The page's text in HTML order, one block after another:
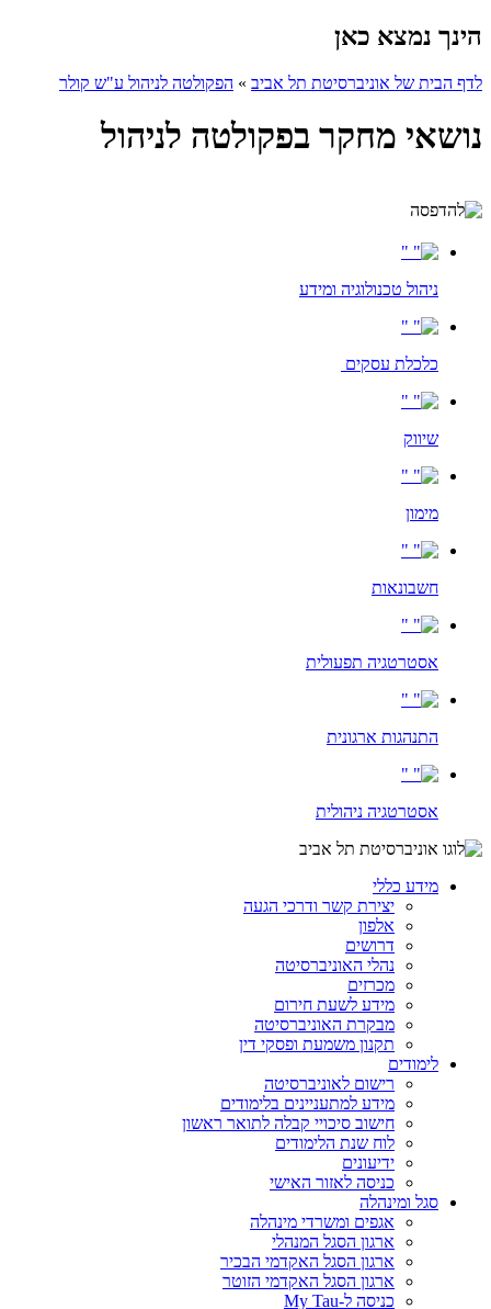
הינך נמצא כאן
לדף הבית של אוניברסיטת תל אביב » הפקולטה לניהול ע"ש קולר
נושאי מחקר בפקולטה לניהול
ניהול טכנולוגיה ומידע
כלכלת עסקים
שיווק
מימון
חשבונאות
אסטרטגיה תפעולית
התנהגות ארגונית
אסטרטגיה ניהולית
מידע כללי
יצירת קשר ודרכי הגעה
אלפון
דרושים
נהלי האוניברסיטה
מכרזים
מידע לשעת חירום
מבקרת האוניברסיטה
תקנון משמעת ופסקי דין
לימודים
רישום לאוניברסיטה
מידע למתעניינים בלימודים
חישוב סיכויי קבלה לתואר ראשון
לוח שנת הלימודים
ידיעונים
כניסה לאזור האישי
סגל ומינהלה
אגפים ומשרדי מינהלה
ארגון הסגל המנהלי
ארגון הסגל האקדמי הבכיר
ארגון הסגל האקדמי הזוטר
כניסה ל-My Tau